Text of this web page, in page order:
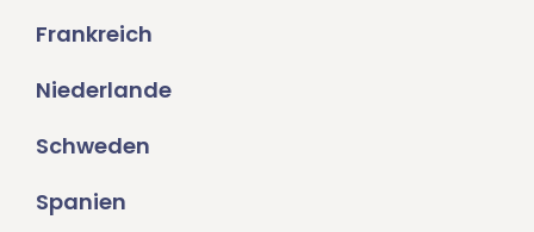
Frankreich
Niederlande
Schweden
Spanien